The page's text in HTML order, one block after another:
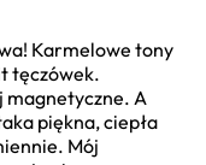
Karmelowe tony
tęczówek.
magnetyczne. A
piękna, ciepła
Mój